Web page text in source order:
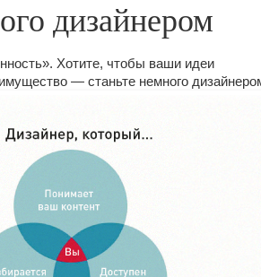
дизайнером
Хотите, чтобы ваши идеи
— станьте немного